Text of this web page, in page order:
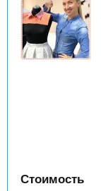
Стоимость